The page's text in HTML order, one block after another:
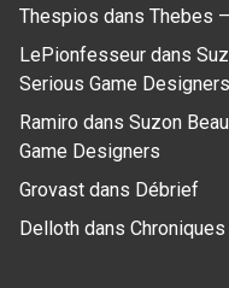
Thespios dans Thebes
LePionfesseur dans
Serious Game Designers
Ramiro dans Suzon
Game Designers
Grovast dans Débrief
Delloth dans